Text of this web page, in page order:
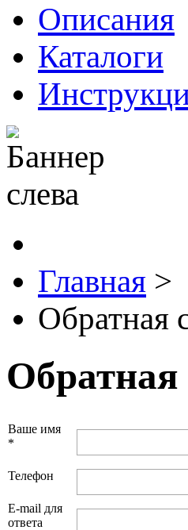
Описания
Каталоги
Главная >
Обратная
Обратная
Ваше имя
*
Телефон
E-mail для
ответа